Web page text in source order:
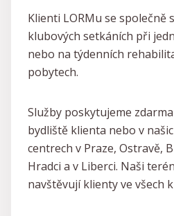
Klienti LORMu se společně
klubových setkáních při
nebo na týdenních
pobytech.
Služby poskytujeme
bydliště klienta nebo v
centrech v Praze, Ostravě,
Hradci a v Liberci. Naši
navštěvují klienty ve všech